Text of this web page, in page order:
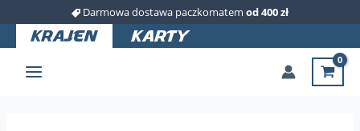
do
treści
Darmowa dostawa paczkomatem od 400 zł